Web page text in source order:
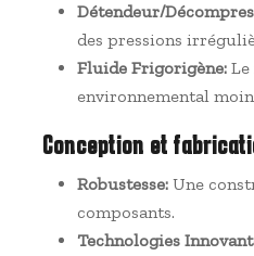
Détendeur/
des pressions
Fluide Frigorigène:
environnemental
Conception et
Robustesse: Une
composants.
Technologies